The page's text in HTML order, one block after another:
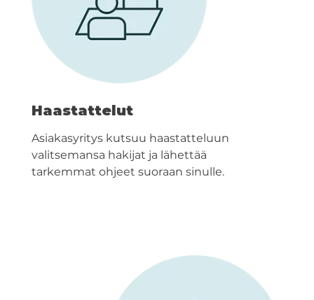
Haastattelut
Asiakasyritys kutsuu haastatteluun
valitsemansa hakijat ja lähettää
tarkemmat ohjeet suoraan sinulle.